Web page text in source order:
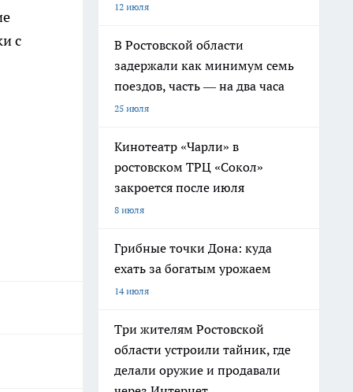
с
12 июля
В Ростовской области
задержали как минимум семь
поездов, часть — на два часа
25 июля
Кинотеатр «Чарли» в
ростовском ТРЦ «Сокол»
закроется после июля
8 июля
Грибные точки Дона: куда
ехать за богатым урожаем
14 июля
Три жителям Ростовской
области устроили тайник, где
делали оружие и продавали